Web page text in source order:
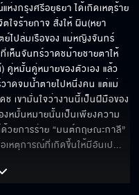
งกรุงศรีอยุธยา ได้เกิดเหตุร้าย
ใจร้ายกาจ สั่งให้ ผิน(หยา
ไปล่มเรือของ แม่หญิงจันทร์
ห็นจันทร์วาดชม้ายชายตาให้
คู่หมั้นคู่หมายของตัวเอง แล้ว
าดจมน้ำตายไปหนึ่งคน แต่แม่
เขามั่นใจว่างานนี้เป็นฝีมือของ
งหมั้นหมายนั้นเป็นเพียงความ
วยการร่าย “มนต์กฤษณะกาลี”
หตุการณ์ที่เกิดขึ้นให้มีอันเป...